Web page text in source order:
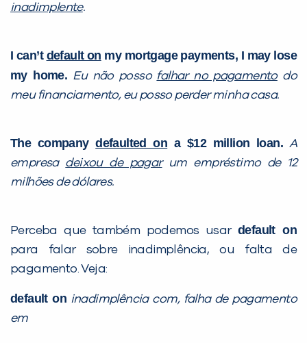
inadimplente.
I can’t default on my mortgage payments, I may lose
my home. Eu não posso falhar no pagamentodo
meu financiamento, eu posso perder minha casa.
The companydefaulted on a $12 million loan. A
empresa deixou de pagarum empréstimo de 12
milhões de dólares.
Perceba que também podemos usar default on
para falar sobre inadimplência, ou falta de
pagamento. Veja:
default on inadimplência com, falha de pagamento
em